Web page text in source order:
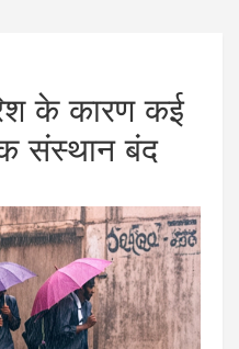
के कारण कई
संस्थान बंद